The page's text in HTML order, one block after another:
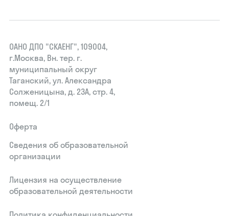
ОАНО ДПО "СКАЕНГ", 109004,
г.Москва, Вн. тер. г.
муниципальный округ
Таганский, ул. Александра
Солженицына, д. 23А, стр. 4,
помещ. 2/1
Оферта
Сведения об образовательной
организации
Лицензия на осуществление
образовательной деятельности